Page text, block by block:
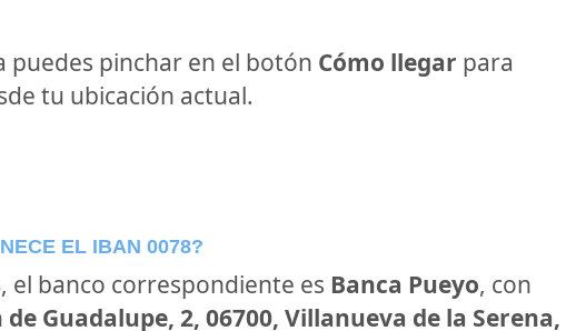
puedes pinchar en el botón Cómo llegar para
tu ubicación actual.
EL IBAN 0078?
, el banco correspondiente es Banca Pueyo, con
de Guadalupe, 2, 06700, Villanueva de la Serena,